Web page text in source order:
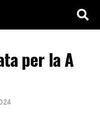
per la A